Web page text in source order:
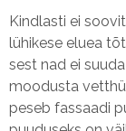
Kindlasti ei
lühikese eluea
sest nad ei
moodusta
peseb fassaadi